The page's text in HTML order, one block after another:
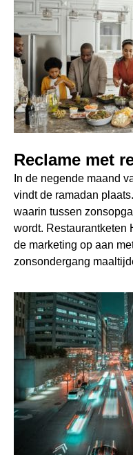
Reclame met
In de negende maand
vindt de ramadan
waarin tussen
wordt. Restaurantketen
de marketing op aan
zonsondergang